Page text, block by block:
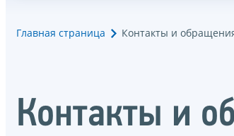
Главная страница Контакты и
Контакты и